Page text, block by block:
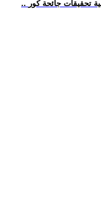
تحقيقات جائحة كور